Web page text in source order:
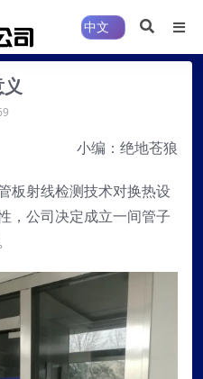
小编：绝地苍狼
板射线检测技术对换热设
，公司决定成立一间管子